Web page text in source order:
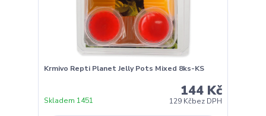
Krmivo Repti Planet Jelly Pots Mixed 8ks-KS
144 Kč
129 Kčbez DPH
Skladem 1451